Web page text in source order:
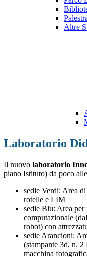
Palestra
Altre
Laboratorio
Il nuovo laboratorio
piano Istituto) da poco
sedie Verdi: Area
rotelle e LIM
sedie Blu: Area
computazionale
robot) con
sedie Arancioni:
(stampante 3d, n.
macchina